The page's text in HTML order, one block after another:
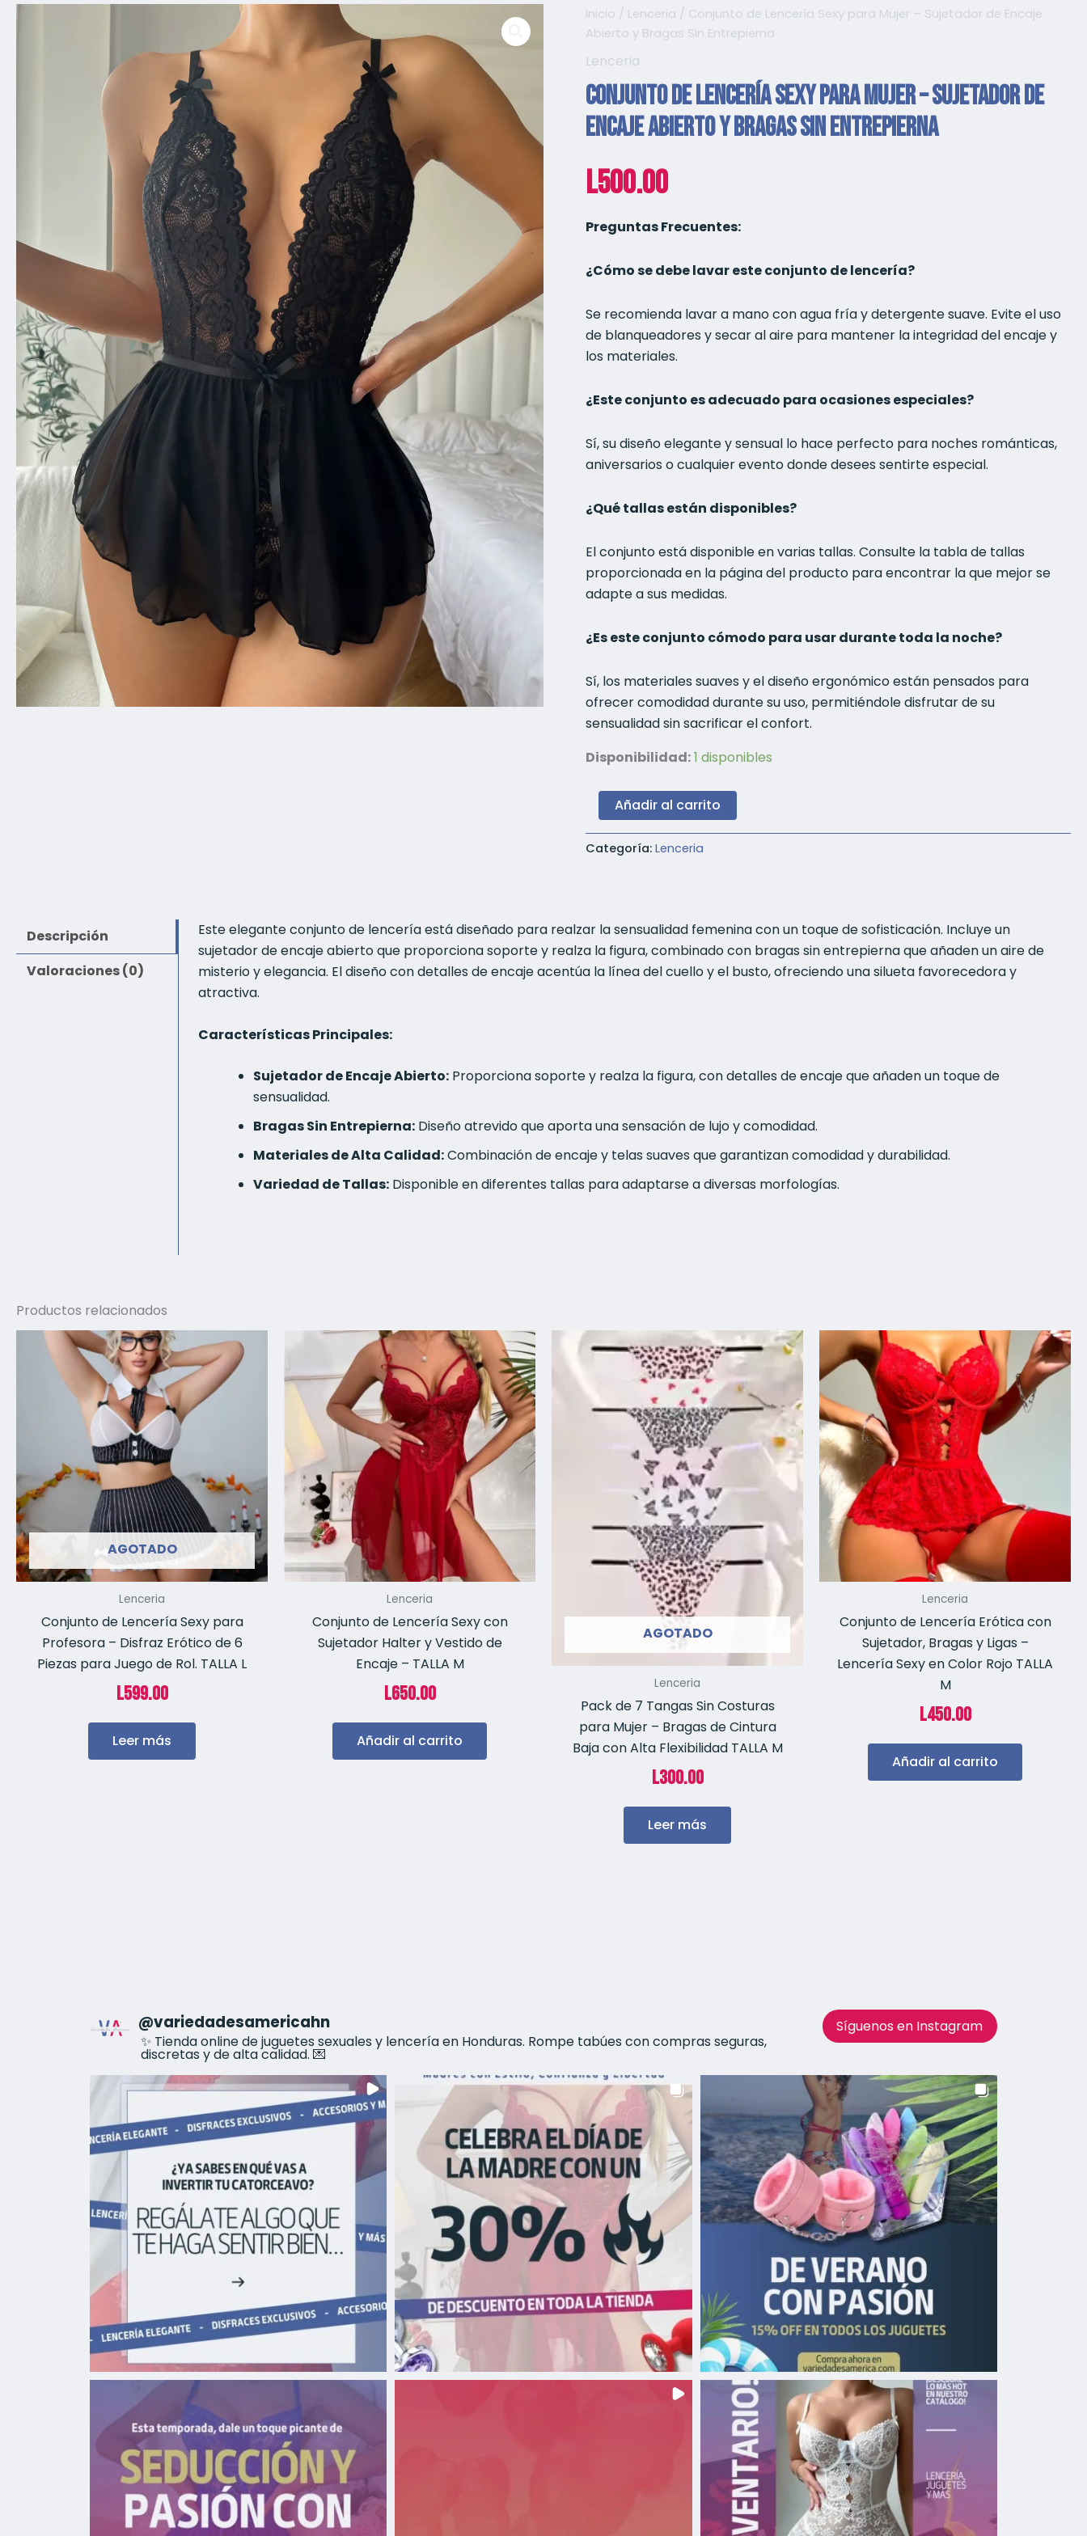
Inicio / Lenceria / Conjunto de Lencería Sexy para Mujer – Sujetador de Encaje
Abierto y Bragas Sin Entrepierna
Lenceria
Conjunto de Lencería Sexy para Mujer – Sujetador de
Encaje Abierto y Bragas Sin Entrepierna
L500.00
Preguntas Frecuentes:
¿Cómo se debe lavar este conjunto de lencería?
Se recomienda lavar a mano con agua fría y detergente suave. Evite el uso
de blanqueadores y secar al aire para mantener la integridad del encaje y
los materiales.
¿Este conjunto es adecuado para ocasiones especiales?
Sí, su diseño elegante y sensual lo hace perfecto para noches románticas,
aniversarios o cualquier evento donde desees sentirte especial.
¿Qué tallas están disponibles?
El conjunto está disponible en varias tallas. Consulte la tabla de tallas
proporcionada en la página del producto para encontrar la que mejor se
adapte a sus medidas.
¿Es este conjunto cómodo para usar durante toda la noche?
Sí, los materiales suaves y el diseño ergonómico están pensados para
ofrecer comodidad durante su uso, permitiéndole disfrutar de su
sensualidad sin sacrificar el confort.
Disponibilidad:1 disponibles
Conjunto
de
Lencería
Sexy
de
Encaje
Abierto
y
Añadir al carrito
Categoría:Lenceria
Descripción
Valoraciones (0)
Este elegante conjunto de lencería está diseñado para realzar la sensualidad femenina con un toque de sofisticación. Incluye un
sujetador de encaje abierto que proporciona soporte y realza la figura, combinado con bragas sin entrepierna que añaden un aire de
misterio y elegancia. El diseño con detalles de encaje acentúa la línea del cuello y el busto, ofreciendo una silueta favorecedora y
atractiva.
Características Principales:
Sujetador de Encaje Abierto: Proporciona soporte y realza la figura, con detalles de encaje que añaden un toque de
sensualidad.
Bragas Sin Entrepierna: Diseño atrevido que aporta una sensación de lujo y comodidad.
Materiales de Alta Calidad:Combinación de encaje y telas suaves que garantizan comodidad y durabilidad.
Variedad de Tallas: Disponible en diferentes tallas para adaptarse a diversas morfologías.
Productos relacionados
AGOTADO
Lenceria
Conjunto de Lencería Sexy para
Profesora – Disfraz Erótico de 6
Piezas para Juego de Rol. TALLA L
L599.00
Leer más
Lenceria
Conjunto de Lencería Sexy con
Sujetador Halter y Vestido de
Encaje – TALLA M
L650.00
Añadir al carrito
AGOTADO
Lenceria
Pack de 7 Tangas Sin Costuras
para Mujer – Bragas de Cintura
Baja con Alta Flexibilidad TALLA M
L300.00
Leer más
Lenceria
Conjunto de Lencería Erótica con
Sujetador, Bragas y Ligas –
Lencería Sexy en Color Rojo TALLA
M
L450.00
Añadir al carrito
@variedadesamericahn
✨ Tienda online de juguetes sexuales y lencería en Honduras. Rompe tabúes con compras seguras,
discretas y de alta calidad. 💌
Síguenos en Instagram